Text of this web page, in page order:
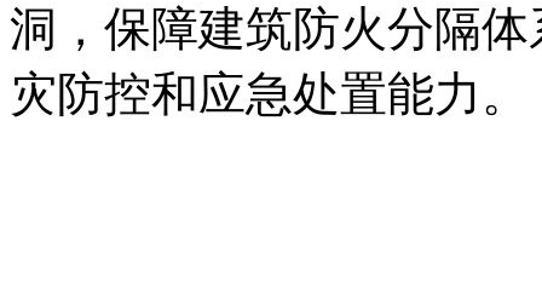
洞，保障建筑防火分隔
灾防控和应急处置能力。